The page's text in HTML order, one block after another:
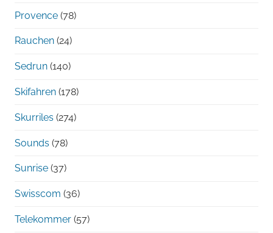
Provence (78)
Rauchen (24)
Sedrun (140)
Skifahren (178)
Skurriles (274)
Sounds (78)
Sunrise (37)
Swisscom (36)
Telekommer (57)